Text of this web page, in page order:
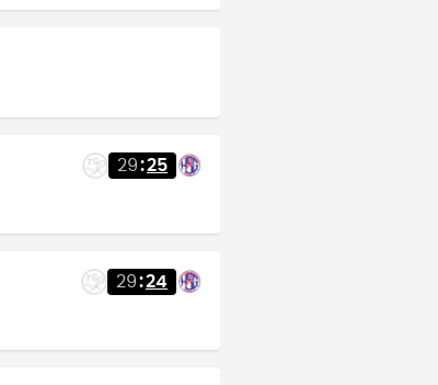
29:25
29:24